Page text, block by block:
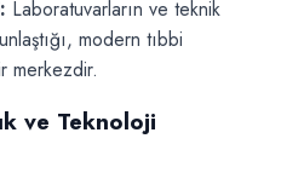
Laboratuvarların ve teknik
modern tıbbi
merkezdir.
ve Teknoloji